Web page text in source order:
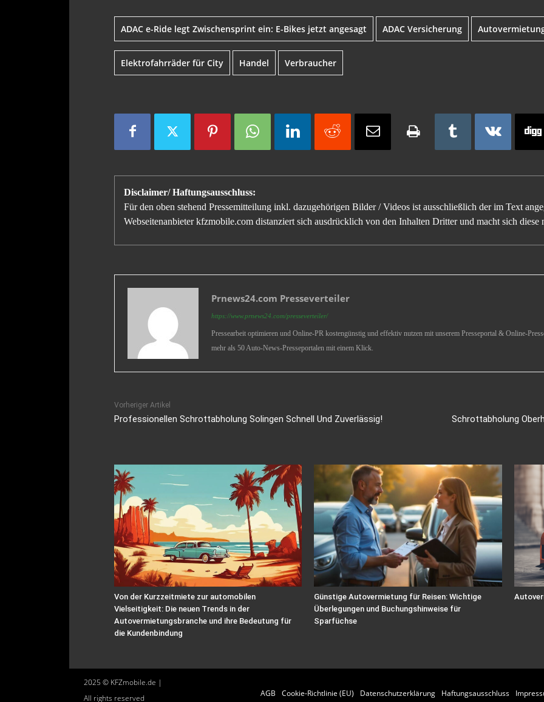
ADAC e-Ride legt Zwischensprint ein: E-Bikes jetzt angesagt ADAC Versicherung
Elektrofahrräder für City Handel Verbraucher
Disclaimer/ Haftungsausschluss:
Für den oben stehend Pressemitteilung inkl. dazugehörigen Bilder / Videos ist ausschließlich der im Text
Webseitenanbieter kfzmobile.com distanziert sich ausdrücklich von den Inhalten Dritter und macht sich diese
Prnews24.com Presseverteiler
https://www.prnews24.com/presseverteiler/
Pressearbeit optimieren und Online-PR kostengünstig und effektiv nutzen mit unserem Presseportal & Online-
mehr als 50 Auto-News-Presseportalen mit einem Klick.
Vorheriger Artikel
Professionellen Schrottabholung Solingen Schnell Und Zuverlässig!
Schrottabholung
Von der Kurzzeitmiete zur automobilen
Vielseitigkeit: Die neuen Trends in der
Autovermietungsbranche und ihre Bedeutung für
die Kundenbindung
Günstige Autovermietung für Reisen: Wichtige
Überlegungen und Buchungshinweise für
Sparfüchse
2025 © KFZmobile.de |
All rights reserved
AGB Cookie-Richtlinie (EU) Datenschutzerklärung Haftungsausschluss